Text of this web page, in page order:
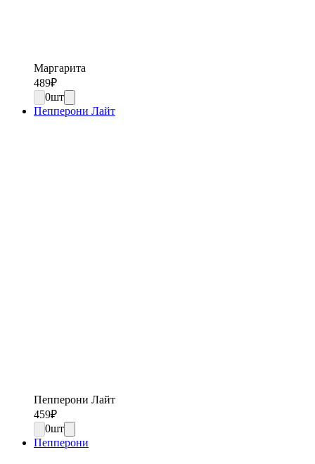
Маргарита
489₽
0шт
Пепперони Лайт
Пепперони Лайт
459₽
0шт
Пепперони